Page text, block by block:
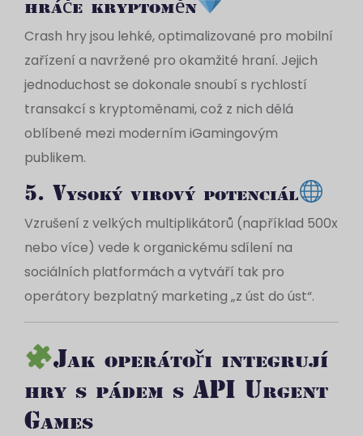
Crash hry jsou lehké, optimalizované pro mobilní
zařízení a navržené pro okamžité hraní. Jejich
jednoduchost se dokonale snoubí s rychlostí
transakcí s kryptoměnami, což z nich dělá
oblíbené mezi moderním iGamingovým
publikem.
5. Vysoký virový potenciál
Vzrušení z velkých multiplikátorů (například 500x
nebo více) vede k organickému sdílení na
sociálních platformách a vytváří tak pro
operátory bezplatný marketing „z úst do úst“.
Jak operátoři integrují
hry s pádem s API Urgent
Games